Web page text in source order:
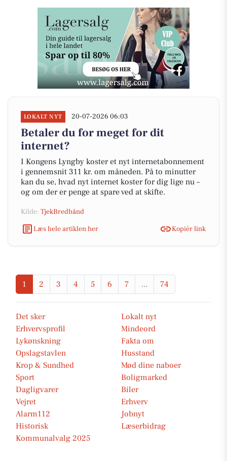
LOKALT NYT 20-07-2026 06:03
Betaler du for meget for dit
internet?
I Kongens Lyngby koster et nyt internetabonnement
i gennemsnit 311 kr. om måneden. På to minutter
kan du se, hvad nyt internet koster for dig lige nu –
og om der er penge at spare ved at skifte.
Kilde: TjekBredbånd
Læs hele artiklen her
Kopiér link
1 2 3 4 5 6 7 ... 74
Det sker
Lokalt nyt
Erhvervsprofil
Mindeord
Lykønskning
Fakta om
Opslagstavlen
Husstand
Krop & Sundhed
Mød dine naboer
Sport
Boligmarked
Dagligvarer
Biler
Vejret
Erhverv
Alarm112
Jobnyt
Historisk
Læserbidrag
Kommunalvalg 2025